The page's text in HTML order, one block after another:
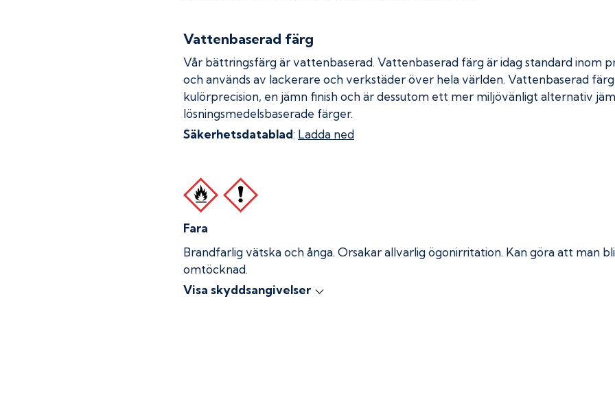
Vattenbaserad färg
Vår bättringsfärg är vattenbaserad. Vattenbaserad färg är idag standard inom
och används av lackerare och verkstäder över hela världen. Vattenbaserad
kulörprecision, en jämn finish och är dessutom ett mer miljövänligt alternativ
lösningsmedelsbaserade färger.
Säkerhetsdatablad: Ladda ned
Fara
Brandfarlig vätska och ånga. Orsakar allvarlig ögonirritation. Kan göra att man
omtöcknad.
Visa skyddsangivelser